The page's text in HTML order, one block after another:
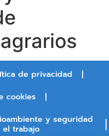
de privacidad
cookies
y seguridad
trabajo